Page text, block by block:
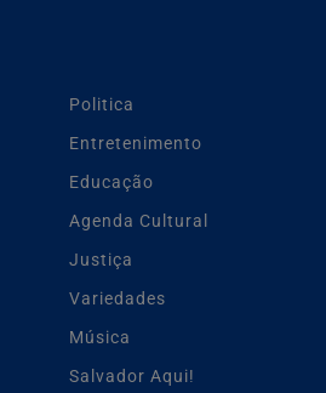
Politica
Entretenimento
Educação
Agenda Cultural
Justiça
Variedades
Música
Salvador Aqui!